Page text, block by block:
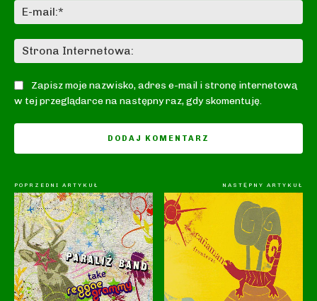
Zapisz moje nazwisko, adres e-mail i stronę internetową
w tej przeglądarce na następny raz, gdy skomentuję.
POPRZEDNI ARTYKUŁ NASTĘPNY ARTYKUŁ